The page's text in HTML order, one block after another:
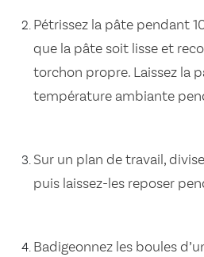
Pétrissez la pâte pendant
que la pâte soit lisse et
torchon propre. Laissez la
température ambiante
Sur un plan de travail,
puis laissez-les reposer
Badigeonnez les boules